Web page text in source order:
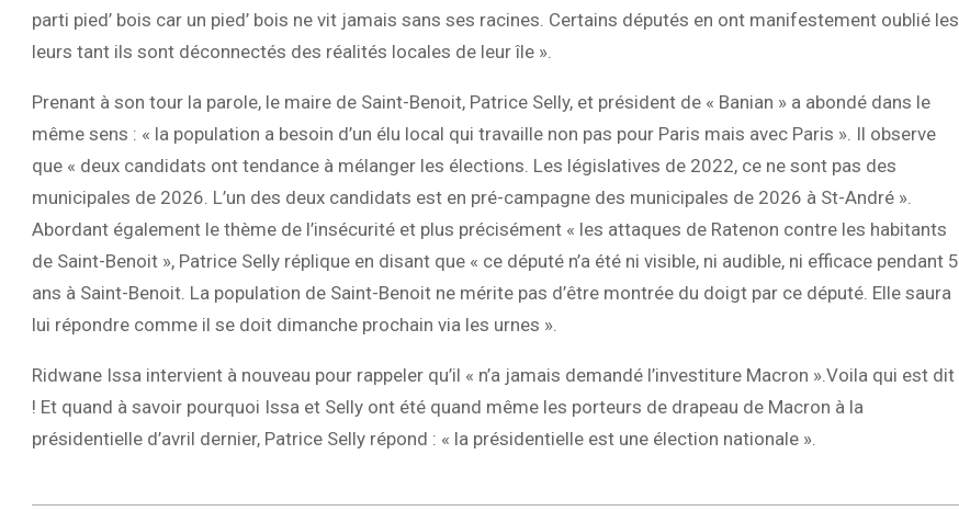
parti pied’ bois car un pied’ bois ne vit jamais sans ses racines. Certains députés en ont manifestement oublié les
leurs tant ils sont déconnectés des réalités locales de leur île ».
Prenant à son tour la parole, le maire de Saint-Benoit, Patrice Selly, et président de « Banian » a abondé dans le
même sens : « la population a besoin d’un élu local qui travaille non pas pour Paris mais avec Paris ». Il observe
que « deux candidats ont tendance à mélanger les élections. Les législatives de 2022, ce ne sont pas des
municipales de 2026. L’un des deux candidats est en pré-campagne des municipales de 2026 à St-André ».
Abordant également le thème de l’insécurité et plus précisément « les attaques de Ratenon contre les habitants
de Saint-Benoit », Patrice Selly réplique en disant que « ce député n’a été ni visible, ni audible, ni efficace pendant 5
ans à Saint-Benoit. La population de Saint-Benoit ne mérite pas d’être montrée du doigt par ce député. Elle saura
lui répondre comme il se doit dimanche prochain via les urnes ».
Ridwane Issa intervient à nouveau pour rappeler qu’il « n’a jamais demandé l’investiture Macron ».Voila qui est dit
! Et quand à savoir pourquoi Issa et Selly ont été quand même les porteurs de drapeau de Macron à la
présidentielle d’avril dernier, Patrice Selly répond : « la présidentielle est une élection nationale ».